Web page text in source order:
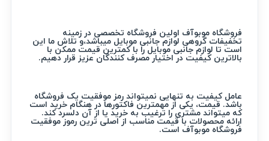
فروشگاه موبوآف اولین فروشگاه تخصصی در زمینه
تخفیفات گروهی لوازم جانبی موبایل میباشد،و تلاش ما این
است تا لوازم جانبی موبایل را با کمترین قیمت ممکن با
بالاترین کیفیت در اختیار مصرف کنندگان عزیز قرار دهیم.
عامل کیفیت به تنهایی نمیتواند رمز موفقیت یک فروشگاه
باشد. قیمت، یکی از مهمترین فاکتورها در هنگام خرید است
که میتواند مشتری را ترغیب به خرید یا از آن دلسرد کند.
ارائه محصولات با قیمت مناسب از اصلی ترین رموز موفقیت
فروشگاه موبوآف است.